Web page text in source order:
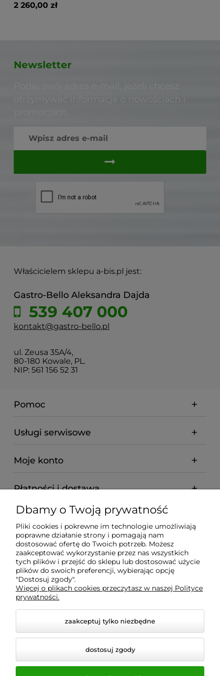
2 260,00 zł
Newsletter
otrzymywać informacje o nowościach i
Właścicielem sklepu a-bis.pl jest:
Gastro-Bello Aleksandra Dajda
539 407 000
kontakt@gastro-bello.pl
ul. Zeusa 35A/4,
80-180 Kowale, PL.
NIP: 561 156 52 31
Pomoc
Usługi serwisowe
Moje konto
Płatności i dostawa
Informacje
O nas
Wyposażenie Gastronomii - Projekty Technologiczne -
Sklep Gastronomiczny - Serwis Sprzętu
Gastronomicznego | Gdańsk - Trójmiasto - Pomorskie
Dbamy o Twoją prywatność
Pliki cookies i pokrewne im technologie umożliwiają
poprawne działanie strony i pomagają nam
dostosować ofertę do Twoich potrzeb. Możesz
zaakceptować wykorzystanie przez nas wszystkich
tych plików i przejść do sklepu lub dostosować użycie
plików do swoich preferencji, wybierając opcję
"Dostosuj zgody".
Więcej o plikach cookies przeczytasz w naszej Polityce
prywatności.
zaakceptuj tylko niezbędne
dostosuj zgody